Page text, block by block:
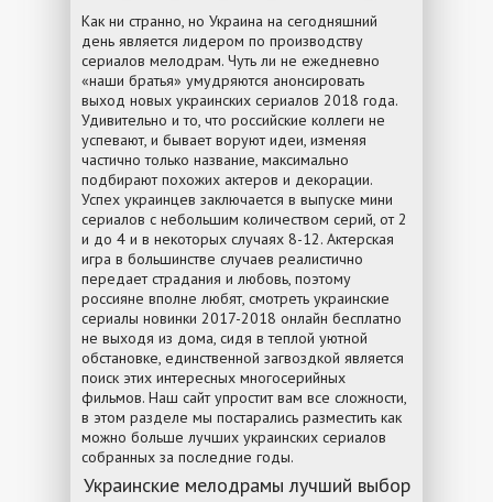
Как ни странно, но Украина на сегодняшний
день является лидером по производству
сериалов мелодрам. Чуть ли не ежедневно
«наши братья» умудряются анонсировать
выход новых украинских сериалов 2018 года.
Удивительно и то, что российские коллеги не
успевают, и бывает воруют идеи, изменяя
частично только название, максимально
подбирают похожих актеров и декорации.
Успех украинцев заключается в выпуске мини
сериалов с небольшим количеством серий, от 2
и до 4 и в некоторых случаях 8-12. Актерская
игра в большинстве случаев реалистично
передает страдания и любовь, поэтому
россияне вполне любят, смотреть украинские
сериалы новинки 2017-2018 онлайн бесплатно
не выходя из дома, сидя в теплой уютной
обстановке, единственной загвоздкой является
поиск этих интересных многосерийных
фильмов. Наш сайт упростит вам все сложности,
в этом разделе мы постарались разместить как
можно больше лучших украинских сериалов
собранных за последние годы.
Украинские мелодрамы лучший выбор